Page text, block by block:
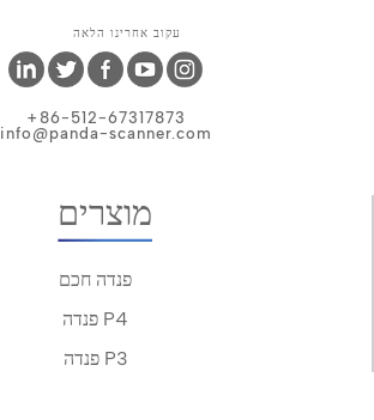
עקוב אחרינו הלאה
+86-512-67317873
info@panda-scanner.com
מוצרים
פנדה חכם
פנדה P4
פנדה P3